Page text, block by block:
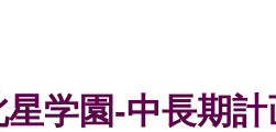
学園-中長期